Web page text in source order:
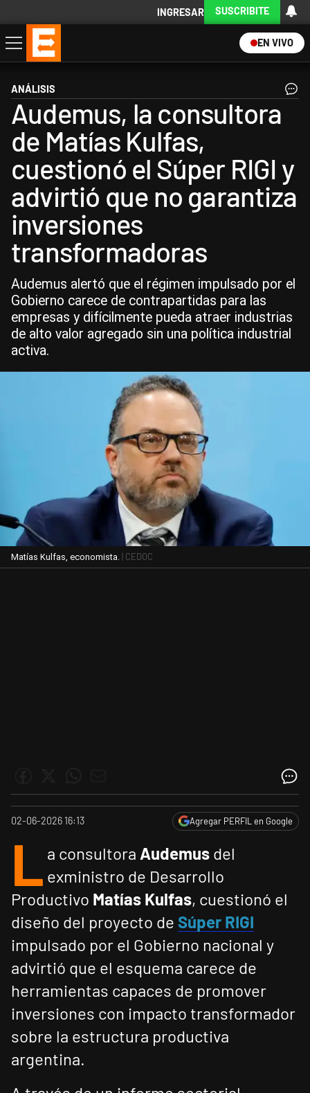
INGRESAR SUSCRIBITE
EN VIVO
Economía
Política
Internacional
Actualidad
Descargá la App
ANÁLISIS
Audemus, la consultora
de Matías Kulfas,
cuestionó el Súper RIGI y
advirtió que no garantiza
inversiones
transformadoras
Audemus alertó que el régimen impulsado por el
Gobierno carece de contrapartidas para las
empresas y difícilmente pueda atraer industrias
de alto valor agregado sin una política industrial
activa.
Matías Kulfas, economista. | CEDOC
02-06-2026 16:13 Agregar PERFIL en Google
L a consultora Audemus del
exministro de Desarrollo
Productivo Matías Kulfas, cuestionó el
diseño del proyecto de Súper RIGI
impulsado por el Gobierno nacional y
advirtió que el esquema carece de
herramientas capaces de promover
inversiones con impacto transformador
sobre la estructura productiva
argentina.